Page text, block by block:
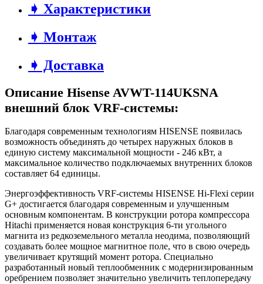
➧ Характеристики
➧ Монтаж
➧ Доставка
Описание Hisense AVWT-114UKSNA
внешний блок VRF-системы:
Благодаря современным технологиям HISENSE появилась
возможность объединять до четырех наружных блоков в
единую систему максимальной мощности - 246 кВт, а
максимальное количество подключаемых внутренних блоков
составляет 64 единицы.
Энергоэффективность VRF-системы HISENSE Hi-Flexi серии
G+ достигается благодаря современным и улучшенным
основным компонентам. В конструкции ротора компрессора
Hitachi применяется новая конструкция 6-ти угольного
магнита из редкоземельного металла неодима, позволяющий
создавать более мощное магнитное поле, что в свою очередь
увеличивает крутящий момент ротора. Специально
разработанный новый теплообменник с модернизированным
оребрением позволяет значительно увеличить теплопередачу